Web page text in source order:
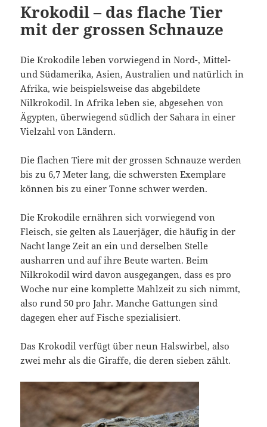
Krokodil – das flache Tier
mit der grossen Schnauze
Die Krokodile leben vorwiegend in Nord-, Mittel-
und Südamerika, Asien, Australien und natürlich in
Afrika, wie beispielsweise das abgebildete
Nilkrokodil. In Afrika leben sie, abgesehen von
Ägypten, überwiegend südlich der Sahara in einer
Vielzahl von Ländern.
Die flachen Tiere mit der grossen Schnauze werden
bis zu 6,7 Meter lang, die schwersten Exemplare
können bis zu einer Tonne schwer werden.
Die Krokodile ernähren sich vorwiegend von
Fleisch, sie gelten als Lauerjäger, die häufig in der
Nacht lange Zeit an ein und derselben Stelle
ausharren und auf ihre Beute warten. Beim
Nilkrokodil wird davon ausgegangen, dass es pro
Woche nur eine komplette Mahlzeit zu sich nimmt,
also rund 50 pro Jahr. Manche Gattungen sind
dagegen eher auf Fische spezialisiert.
Das Krokodil verfügt über neun Halswirbel, also
zwei mehr als die Giraffe, die deren sieben zählt.